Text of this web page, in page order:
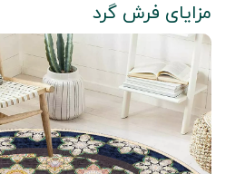
مزایای فرش گرد